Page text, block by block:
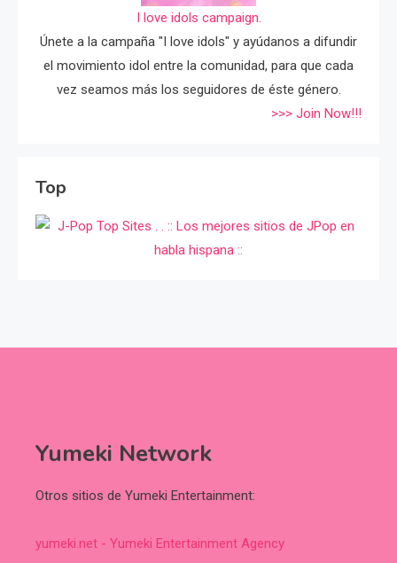
I love idols campaign.
Únete a la campaña "I love idols" y ayúdanos a difundir
el movimiento idol entre la comunidad, para que cada
vez seamos más los seguidores de éste género.
>>> Join Now!!!
Top
Yumeki Network
Otros sitios de Yumeki Entertainment:
yumeki.net - Yumeki Entertainment Agency